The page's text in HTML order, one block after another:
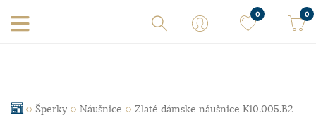
0 0
Šperky Náušnice Zlaté dámske náušnice K10.005.B2